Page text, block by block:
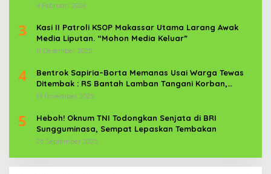
News Com Sebagai Prajurit TNI
4 Februari 2026
3
Kasi II Patroli KSOP Makassar Utama Larang Awak
Media Liputan. “Mohon Media Keluar”
11 Desember 2025
4
Bentrok Sapiria–Borta Memanas Usai Warga Tewas
Ditembak : RS Bantah Lamban Tangani Korban,
Aparat TNI-POLRI Dikerahkan
19 November 2025
5
Heboh! Oknum TNI Todongkan Senjata di BRI
Sungguminasa, Sempat Lepaskan Tembakan
25 September 2025